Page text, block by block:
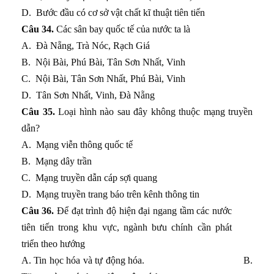
D. Bước đầu có cơ sở vật chất kĩ thuật tiên tiến
Câu 34. Các sân bay quốc tế của nước ta là
A. Đà Nẵng, Trà Nóc, Rạch Giá
B. Nội Bài, Phú Bài, Tân Sơn Nhất, Vinh
C. Nội Bài, Tân Sơn Nhất, Phú Bài, Vinh
D. Tân Sơn Nhất, Vinh, Đà Nẵng
Câu 35. Loại hình nào sau đây không thuộc mạng truyền
dẫn?
A. Mạng viễn thông quốc tế
B. Mạng dây trần
C. Mạng truyền dẫn cáp sợi quang
D. Mạng truyền trang báo trên kênh thông tin
Câu 36. Để đạt trình độ hiện đại ngang tầm các nước
tiên tiến trong khu vực, ngành bưu chính cần phát
triển theo hướng
A. Tin học hóa và tự động hóa. B.